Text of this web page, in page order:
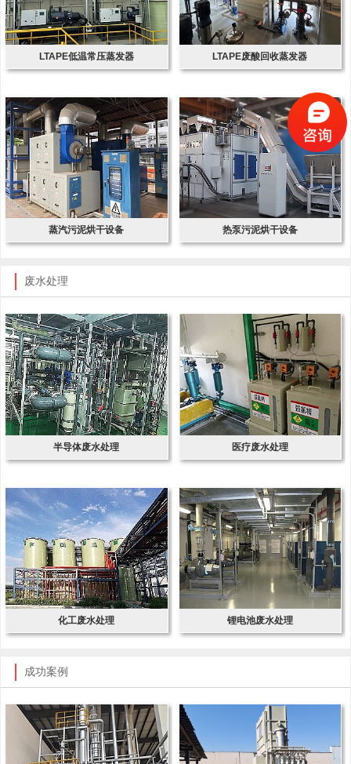
LTAPE低温常压蒸发器 LTAPE废酸回收蒸发器
蒸汽污泥烘干设备 热泵污泥烘干设备
废水处理
半导体废水处理 医疗废水处理
化工废水处理 锂电池废水处理
成功案例